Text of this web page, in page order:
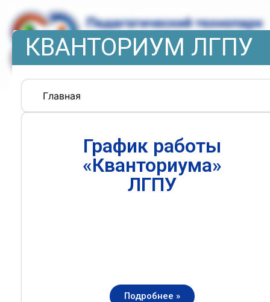
КВАНТОРИУМ ЛГПУ
Главная
График работы
«Кванториума»
ЛГПУ
Подробнее »